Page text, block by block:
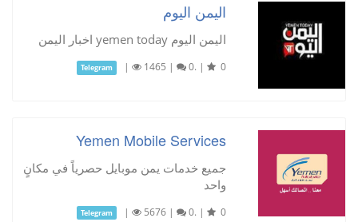
اليمن اليوم
اليمن اليوم yemen today اخبار اليمن
Telegram | 1465 | 0. | 0
Yemen Mobile Services
جميع خدمات يمن موبايل حصرياً في مكانٍ
واحد
Telegram | 5676 | 0. | 0